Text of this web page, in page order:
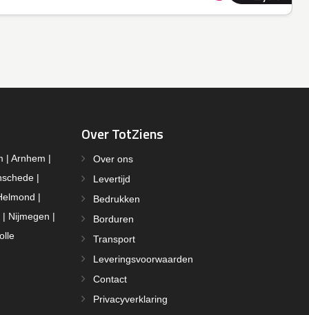
| Arnhem |
|
|
Nijmegen |
Over TotZiens
Over ons
Levertijd
Bedrukken
Borduren
Transport
Leveringsvoorwaarden
Contact
Privacyverklaring